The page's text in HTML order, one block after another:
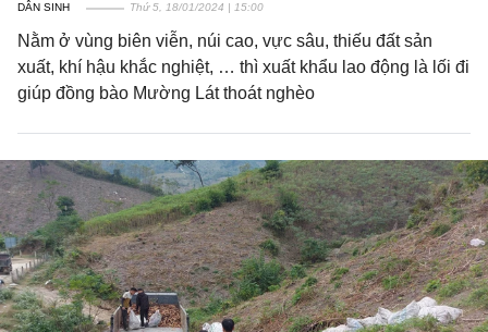
DÂN SINH Thứ 5, 18/01/2024 | 15:00
Nằm ở vùng biên viễn, núi cao, vực sâu, thiếu đất sản
xuất, khí hậu khắc nghiệt, … thì xuất khẩu lao động là lối đi
giúp đồng bào Mường Lát thoát nghèo